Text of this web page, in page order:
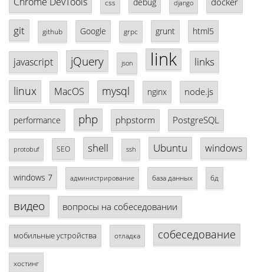
css debug django
git github Google grpc grunt html5
javascript jQuery json link links
linux MacOS mysql nginx node.js
performance php phpstorm PostgreSQL
protobuf SEO shell ssh Ubuntu windows
windows 7 администрирование база данных бд
видео вопросы на собеседовании
мобильные устройства отладка собеседование
хостинг